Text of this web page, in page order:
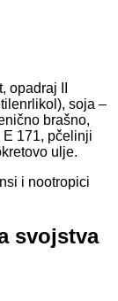
II
soja –
brašno,
171, pčelinji
ulje.
i nootropici
svojstva